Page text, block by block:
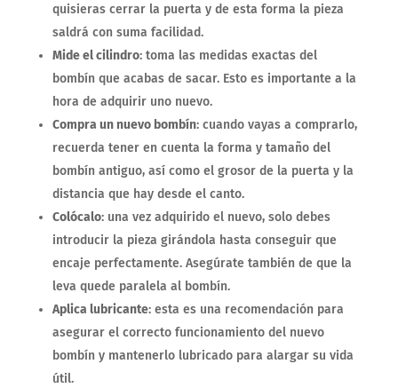
quisieras cerrar la puerta y de esta forma la pieza
saldrá con suma facilidad.
Mide el cilindro: toma las medidas exactas del
bombín que acabas de sacar. Esto es importante a la
hora de adquirir uno nuevo.
Compra un nuevo bombín: cuando vayas a comprarlo,
recuerda tener en cuenta la forma y tamaño del
bombín antiguo, así como el grosor de la puerta y la
distancia que hay desde el canto.
Colócalo: una vez adquirido el nuevo, solo debes
introducir la pieza girándola hasta conseguir que
encaje perfectamente. Asegúrate también de que la
leva quede paralela al bombín.
Aplica lubricante: esta es una recomendación para
asegurar el correcto funcionamiento del nuevo
bombín y mantenerlo lubricado para alargar su vida
útil.